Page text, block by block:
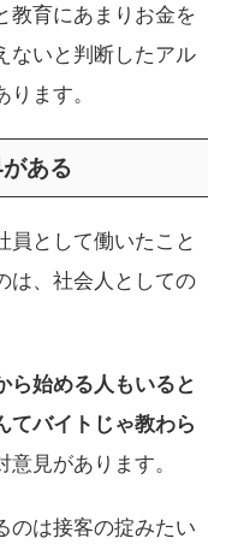
教育にあまりお金を
ないと判断したアル
ます。
ある
員として働いたこと
は、社会人としての
ら始める人もいると
てバイトじゃ教わら
意見があります。
のは接客の掟みたい